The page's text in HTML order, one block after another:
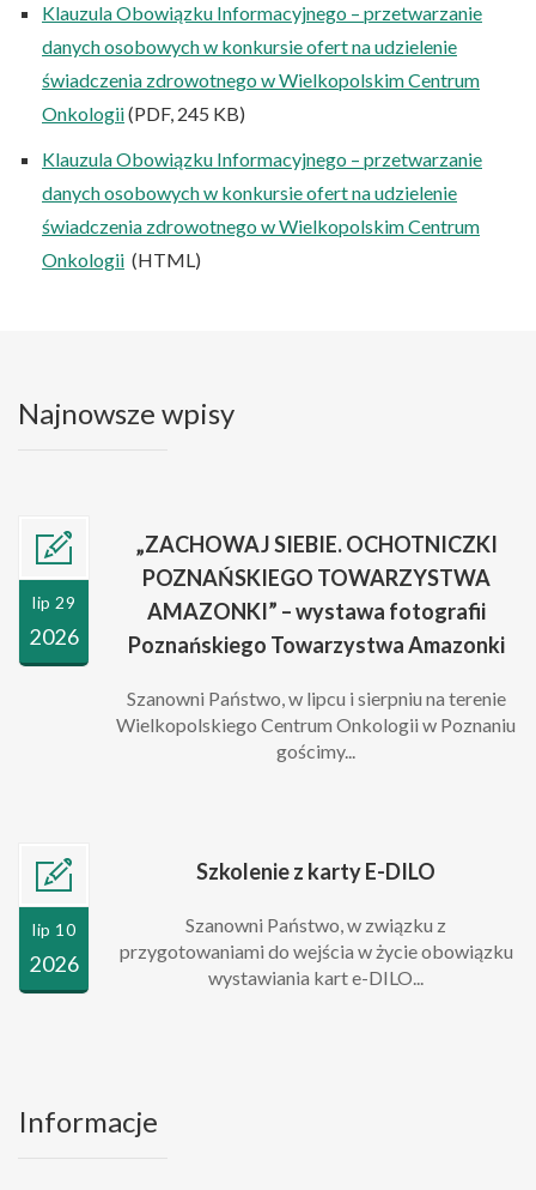
Klauzula Obowiązku Informacyjnego – przetwarzanie
danych osobowych w konkursie ofert na udzielenie
świadczenia zdrowotnego w Wielkopolskim Centrum
Onkologii(PDF, 245 KB)
Klauzula Obowiązku Informacyjnego – przetwarzanie
danych osobowych w konkursie ofert na udzielenie
świadczenia zdrowotnego w Wielkopolskim Centrum
Onkologii (HTML)
Najnowsze wpisy
lip 29
2026
„ZACHOWAJ SIEBIE. OCHOTNICZKI
POZNAŃSKIEGO TOWARZYSTWA
AMAZONKI” – wystawa fotografii
Poznańskiego Towarzystwa Amazonki
Szanowni Państwo, w lipcu i sierpniu na terenie
Wielkopolskiego Centrum Onkologii w Poznaniu
gościmy...
lip 10
2026
Szkolenie z karty E-DILO
Szanowni Państwo, w związku z
przygotowaniami do wejścia w życie obowiązku
wystawiania kart e-DILO...
Informacje